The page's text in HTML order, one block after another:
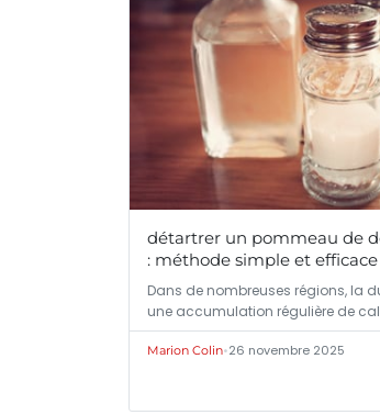
détartrer un pommeau de
: méthode simple et efficace
Dans de nombreuses régions, la
une accumulation régulière de
Marion Colin•26 novembre 2025